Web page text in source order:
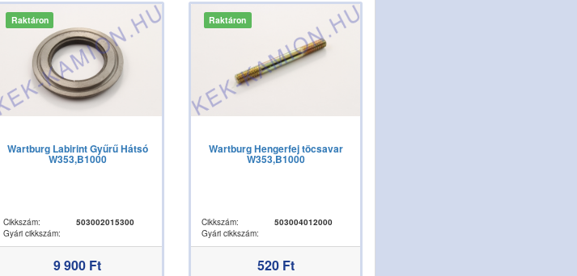
Raktáron
Wartburg Labirint Gyűrű Hátsó
W353,B1000
Cikkszám:
503002015300
Gyári cikkszám:
9 900 Ft
Raktáron
Wartburg Hengerfej töcsavar
W353,B1000
Cikkszám:
503004012000
Gyári cikkszám:
520 Ft